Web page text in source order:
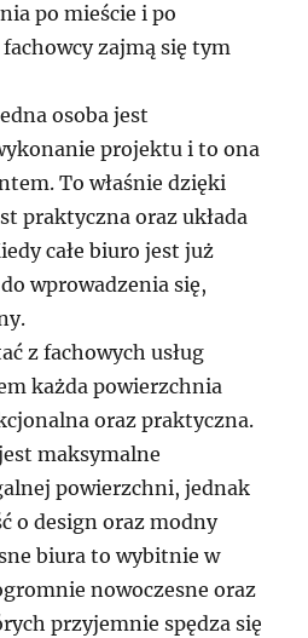
po mieście i po
zajmą się tym
osoba jest
projektu i to ona
To właśnie dzięki
praktyczna oraz układa
całe biuro jest już
wprowadzenia się,
z fachowych usług
każda powierzchnia
oraz praktyczna.
maksymalne
powierzchni, jednak
o design oraz modny
biura to wybitnie w
nowoczesne oraz
przyjemnie spędza się